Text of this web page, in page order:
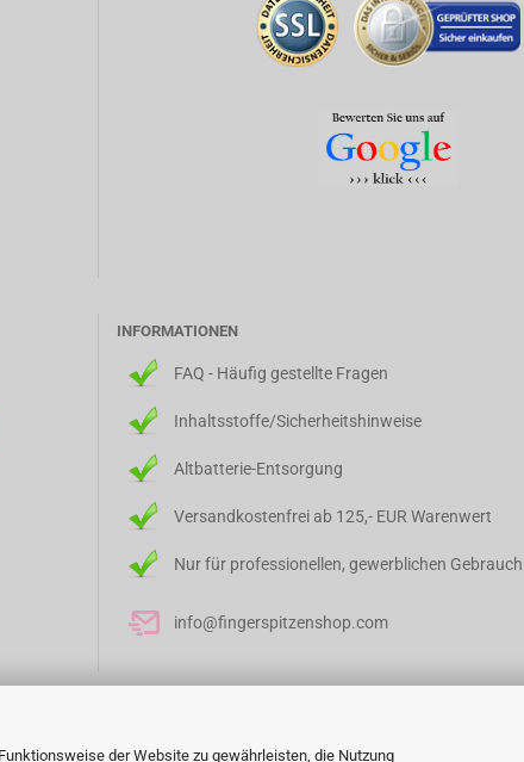
der Website zu gewährleisten, die Nutzung
INFORMATIONEN
FAQ - Häufig gestellte Fragen
Inhaltsstoffe/Sicherheitshinweise
Altbatterie-Entsorgung
Versandkostenfrei ab 125,- EUR Warenwert
Nur für professionellen, gewerblichen Gebrauch
info@fingerspitzenshop.com